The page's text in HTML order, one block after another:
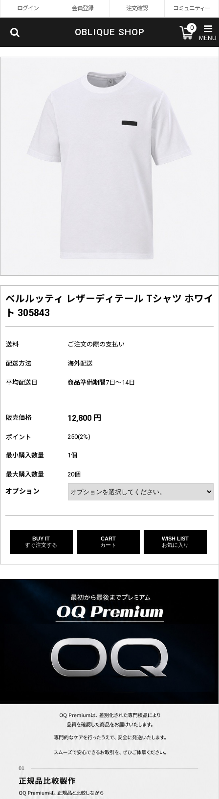
ログイン 会員登録 注文確認 コミュニティー
OBLIQUE SHOP 0
MENU
ベルルッティ レザーディテール Tシャツ ホワイ
ト 305843
送料 ご注文の際の支払い
配送方法 海外配送
平均配送日 商品準備期間7日～14日
販売価格 12,800 円
ポイント 250(2%)
最小購入数量 1個
最大購入数量 20個
オプション
BUY IT
すぐ注文する
CART
カート
WISH LIST
お気に入り